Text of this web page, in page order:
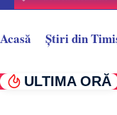
Acasă Știri din
ULTIMA ORĂ